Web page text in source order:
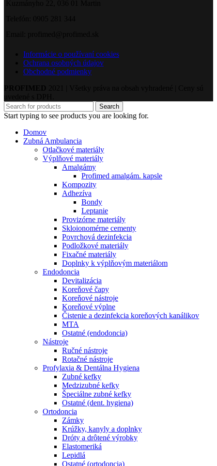
Informácie o používaní cookies
Ochrana osobných údajov
Obchodné podmienky
Search
Start typing to see products you are looking for.
Domov
Zubná Ambulancia
Otlačkové materiály
Výplňové materiály
Amalgámy
Profimed amalgám. kapsle
Kompozity
Adhezíva
Bondy
Leptanie
Provizórne materiály
Skloionomérne cementy
Povrchová dezinfekcia
Podložkové materiály
Fixačné materiály
Doplnky k výplňovým materiálom
Endodoncia
Devitalizácia
Koreňové čapy
Koreňové nástroje
Koreňové výplne
Čistenie a dezinfekcia koreňových kanálikov
MTA
Ostatné (endodoncia)
Nástroje
Ručné nástroje
Rotačné nástroje
Profylaxia & Dentálna Hygiena
Zubné kefky
Medzizubné kefky
Špeciálne zubné kefky
Ostatné (dent. hygiena)
Ortodoncia
Zámky
Krúžky, kanyly a doplnky
Dróty a drôtené výrobky
Elastomeriká
Lepidlá
Ostatné (ortodoncia)